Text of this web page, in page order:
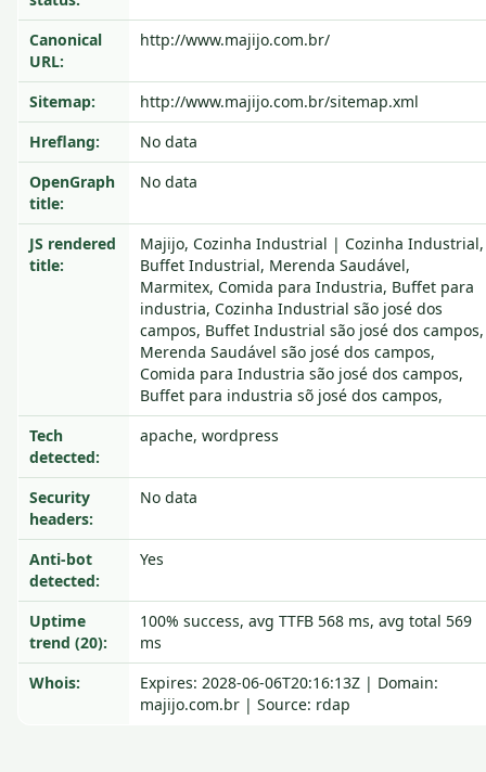
Canonical
URL:
http://www.majijo.com.br/
Sitemap:
http://www.majijo.com.br/sitemap.xml
Hreflang:
No data
OpenGraph
title:
No data
JS rendered
title:
Majijo, Cozinha Industrial | Cozinha Industrial,
Buffet Industrial, Merenda Saudável,
Marmitex, Comida para Industria, Buffet para
industria, Cozinha Industrial são josé dos
campos, Buffet Industrial são josé dos campos,
Merenda Saudável são josé dos campos,
Comida para Industria são josé dos campos,
Buffet para industria sõ josé dos campos,
Tech
detected:
apache, wordpress
Security
headers:
No data
Anti-bot
detected:
Yes
Uptime
trend (20):
100% success, avg TTFB 568 ms, avg total 569
ms
Whois:
Expires: 2028-06-06T20:16:13Z | Domain:
majijo.com.br | Source: rdap